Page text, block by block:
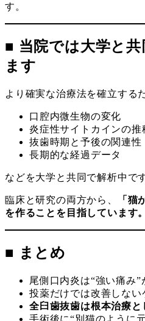
す。
■ 当院では大学と
ます
より確実な治療法を確立する
口腔内微生物の変化
炎症性サイトカインの推
抜歯時期と予後の関連性
長期的な経過データ
などを大学と共同で解析中で
臨床と研究の両方から、
「猫
を作ることを目指しています。
■ まとめ
尾側口内炎は“強い痛み”
投薬だけでは改善しない
全臼歯抜歯は根本治療と
手術後に“別猫のように